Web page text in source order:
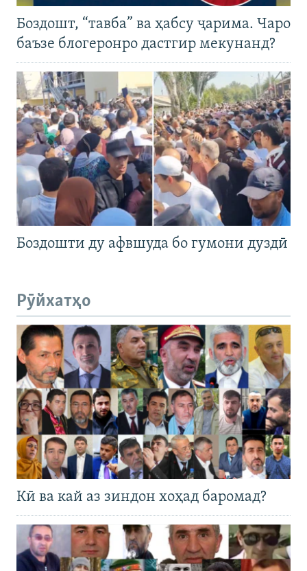
Боздошт, “тавба” ва ҳабсу ҷарима. Чаро
баъзе блогеронро дастгир мекунанд?
Боздошти ду афвшуда бо гумони дуздӣ
Рӯйхатҳо
Кӣ ва кай аз зиндон хоҳад баромад?